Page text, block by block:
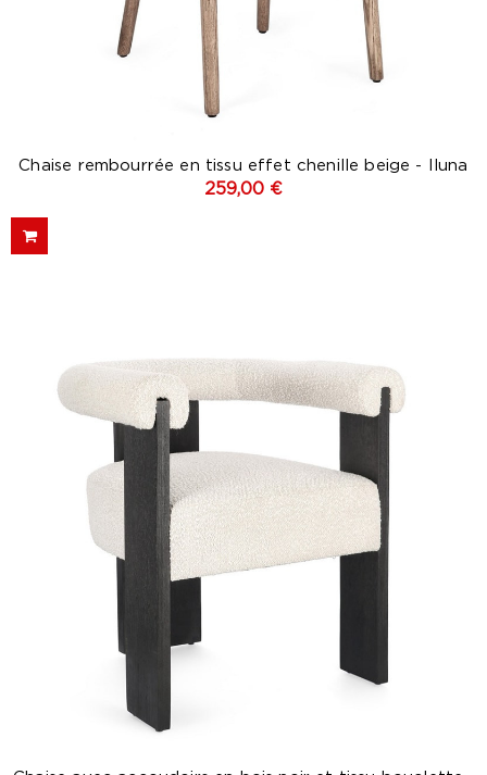
Chaise rembourrée en tissu effet chenille beige - Iluna
259,00 €